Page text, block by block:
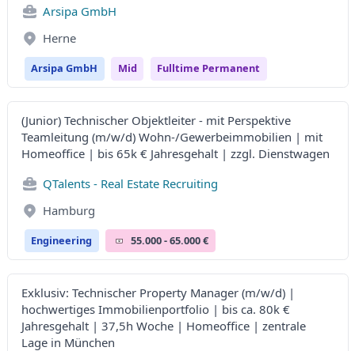
Arsipa GmbH
Herne
Arsipa GmbH Mid Fulltime Permanent
(Junior) Technischer Objektleiter - mit Perspektive
Teamleitung (m/w/d) Wohn-/Gewerbeimmobilien | mit
Homeoffice | bis 65k € Jahresgehalt | zzgl. Dienstwagen
QTalents - Real Estate Recruiting
Hamburg
Engineering 55.000 - 65.000 €
Exklusiv: Technischer Property Manager (m/w/d) |
hochwertiges Immobilienportfolio | bis ca. 80k €
Jahresgehalt | 37,5h Woche | Homeoffice | zentrale
Lage in München